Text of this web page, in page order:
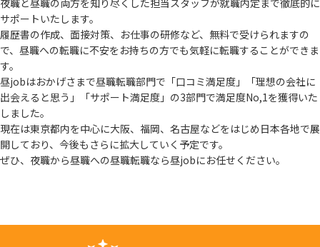
サポートいたします。
履歴書の作成、面接対策、お仕事の研修など、無料で受けられますの
で、 昼職への転職に不安をお持ちの方でも気軽に転職することができま
す。
昼jobはおかげさまで昼職転職部門で「口コミ満足度」「理想の会社に
出会えると思う」
「サポート満足度」の3部門で満足度No,1を獲得いた
しました。
現在は東京都内を中心に大阪、福岡、名古屋などをはじめ日本各地で展
開しており、 今後もさらに拡大していく予定です。
ぜひ、夜職から昼職への昼職転職なら昼jobにお任せください。